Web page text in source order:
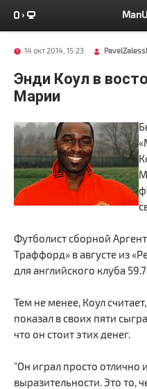
14 окт 2014, 15:23
Энди Коул в
Марии
Футболист сборной
Траффорд» в августе из
для английского клуба
Тем не менее, Коул
показал в своих пяти
что он стоит этих денег.
"Он играл просто отлично
выразительности. Это то,